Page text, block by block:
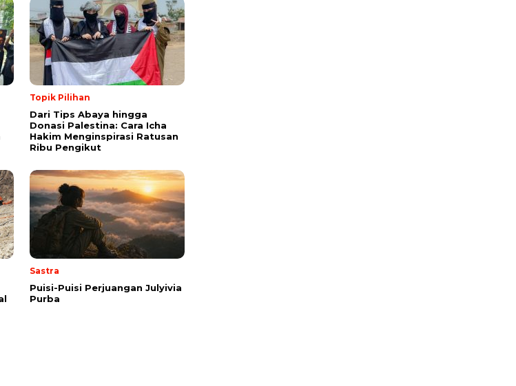
Topik Pilihan
Dari Tips Abaya hingga
Donasi Palestina: Cara Icha
Hakim Menginspirasi Ratusan
Ribu Pengikut
Sastra
Puisi-Puisi Perjuangan Julyivia
Purba